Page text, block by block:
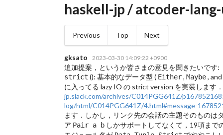
haskell-jp / atcoder-
Previous Top Next
gksato 2023-03-30 14:09:22 +0900
追加提案，というか皆さまの意見を聞きたいです:
strict (): 基本的なデータ型 ( Either, Maybe,
に入ってる lazy IO の strict version を実装します
jp.slack.com/archives/C014PGG641Z/
log/html/C014PGG641Z/4.html#message-
ます．しかし，リンク先の会話の主題そのもの
ア Pair a bしかサポートしてなくて，19項まで